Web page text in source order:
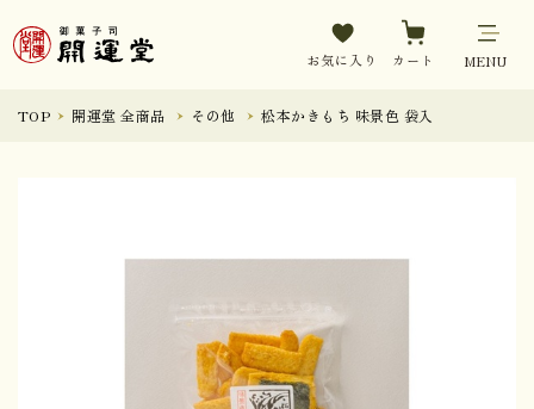
お気に入り カート MENU
TOP 開運堂 全商品 その他 松本かきもち 味景色 袋入